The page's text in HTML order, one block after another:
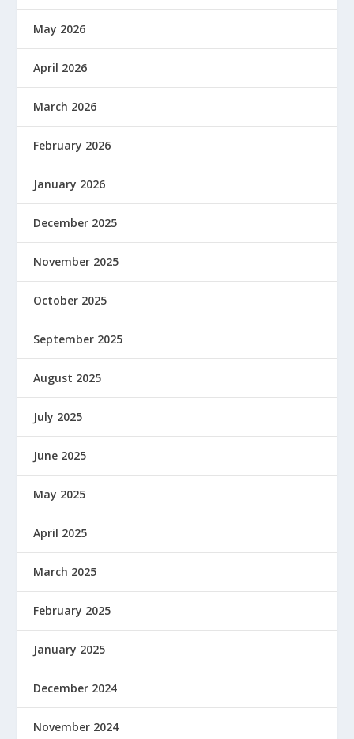
May 2026
April 2026
March 2026
February 2026
January 2026
December 2025
November 2025
October 2025
September 2025
August 2025
July 2025
June 2025
May 2025
April 2025
March 2025
February 2025
January 2025
December 2024
November 2024